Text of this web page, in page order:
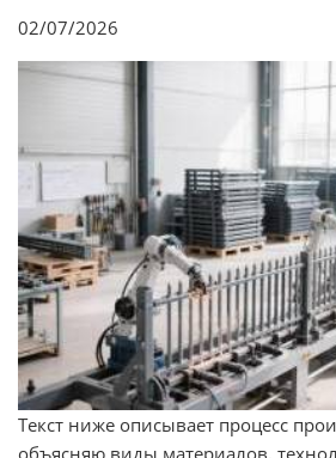
02/07/2026
Текст ниже описывает процесс
объясняю виды материалов,